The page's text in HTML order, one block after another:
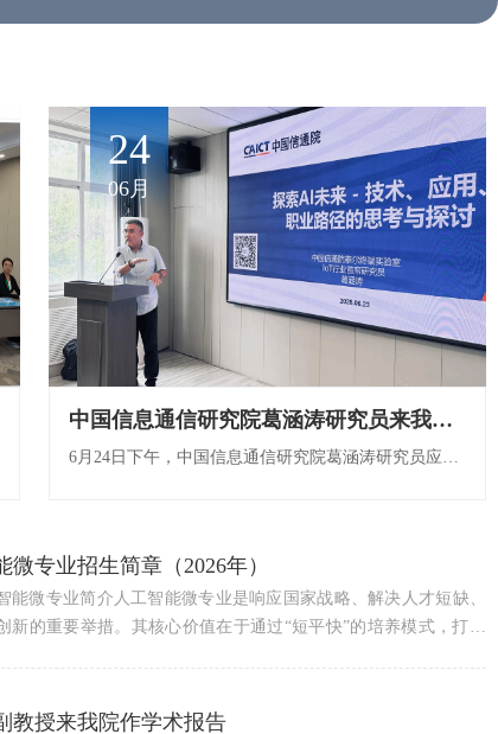
08
04月
提前部署明方向 精准赋能启新程 ——人工智能与软件学院召开2023级学生考研就业生涯指导大会
为深入贯彻落实高校就业工作部署要求，切实做好2023级学生成长规划与就业指导前置工作，帮助学生明确发展方向、规避成长误区、提升就业竞争力，4月8日下午，人工智能与软件学院在四教102教室召开2023级年级大会。学院党总支副书记胡文静、副院长石元博出席会议，年级辅导员罗宇翔老师主持会议，2023级全体学生参会。会议紧扣“2023级就业工作提前部署”核心主题，立足学生成长关键期，分层分类、精准发力，为学生搭建成长指引平...
风暖花香。在第115个“三八”国际劳动妇女节来临之际，为提升女
业审美雅趣、丰富精神文化生活，3月6日上午，人工智能与软件
绍了不同季节丝巾的选材要点，并结合肤色分析、职场着装规
24
06月
中国信息通信研究院葛涵涛研究员来我院作学术报告
6月24日下午，中国信息通信研究院葛涵涛研究员应邀到我校进行学术交流，并作题为《探索AI未来-技术、应用职业路径的思考与探讨》的学术报告。会议由人工智能与软件学院副院长石元博主持。报告围绕人工智能、物联网技术与石油化工产业融合发展展开讲解。葛涵涛研究员结合人工智能+工业真实项目案例，提出数据治理是石化行业智能化建设的首要任务，详细介绍无线传感、AI视觉巡检等适配化工高危场景的数据采集方案，深入剖析行业数...
微专业招生简章（2026年）
能微专业简介人工智能微专业是响应国家战略、解决人才短缺、
新的重要举措。其核心价值在于通过“短平快”的培养模式，打破
和一定的创新能力的人工智能领域复合型人才。我国AI核心人才
教授来我院作学术报告